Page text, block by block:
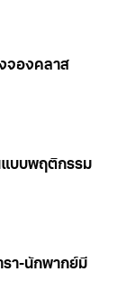
จองคลาส
แบบพฤติกรรม
รา-นักพากย์มี